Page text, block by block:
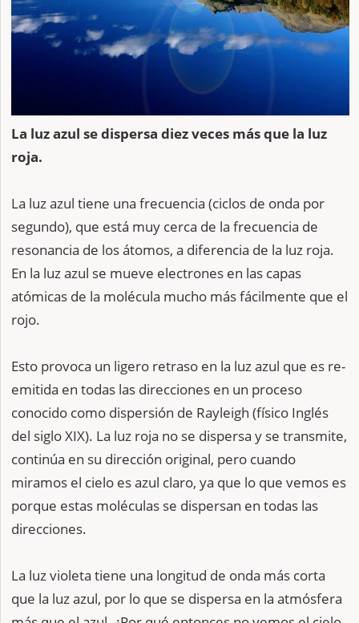
La luz azul se dispersa diez veces más que la luz
roja.
La luz azul tiene una frecuencia (ciclos de onda por
segundo), que está muy cerca de la frecuencia de
resonancia de los átomos, a diferencia de la luz roja.
En la luz azul se mueve electrones en las capas
atómicas de la molécula mucho más fácilmente que el
rojo.
Esto provoca un ligero retraso en la luz azul que es re-
emitida en todas las direcciones en un proceso
conocido como dispersión de Rayleigh (físico Inglés
del siglo XIX). La luz roja no se dispersa y se transmite,
continúa en su dirección original, pero cuando
miramos el cielo es azul claro, ya que lo que vemos es
porque estas moléculas se dispersan en todas las
direcciones.
La luz violeta tiene una longitud de onda más corta
que la luz azul, por lo que se dispersa en la atmósfera